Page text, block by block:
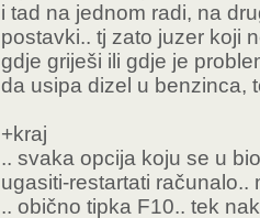
i tad na jednom radi, na
postavki.. tj zato juzer koji
gdje griješi ili gdje je
da usipa dizel u benzinca,
+kraj
.. svaka opcija koju se u
ugasiti-restartati
.. obično tipka F10.. tek